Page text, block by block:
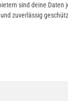
sind deine Daten
und zuverlässig